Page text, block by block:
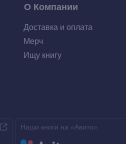
О Компании
Ищу книгу
Мерч
Доставка и оплата
Наши книги на «Авито»